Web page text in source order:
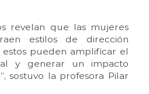
revelan que las mujeres
estilos de dirección
pueden amplificar el
y generar un impacto
sostuvo la profesora Pilar